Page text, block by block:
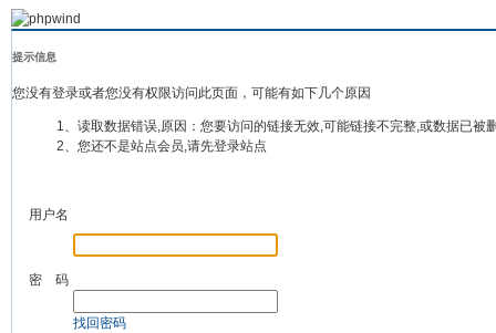
提示信息
您没有登录或者您没有权限访问此页面，可能有如下几个原因
1、读取数据错误,原因：您要访问的链接无效,可能链接不完整,或数据已被
2、您还不是站点会员,请先登录站点
用户名
密 码
找回密码